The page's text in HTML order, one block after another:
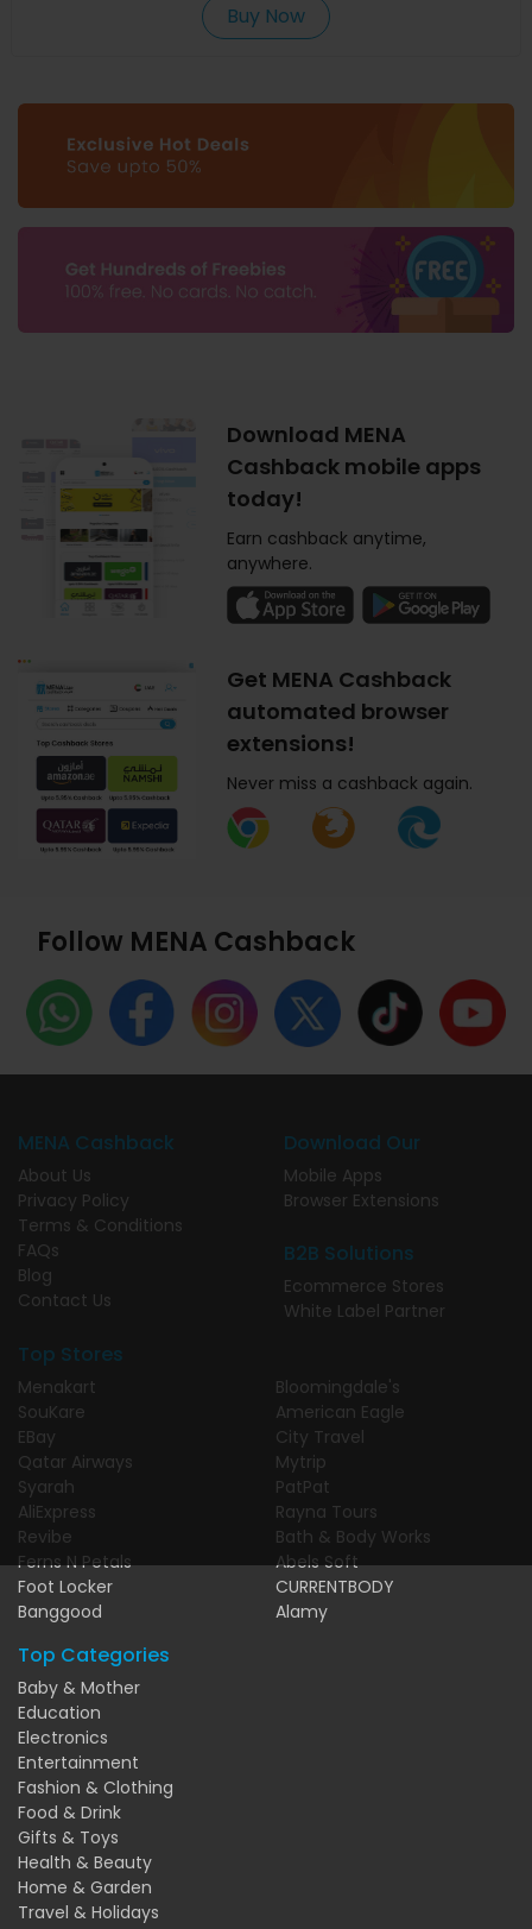
Buy Now
Download MENA
Cashback mobile apps
today!
Earn cashback anytime,
anywhere.
Get MENA Cashback
automated browser
extensions!
Never miss a cashback again.
Follow MENA Cashback
MENA Cashback
About Us
Privacy Policy
Terms & Conditions
FAQs
Blog
Contact Us
Download Our
Mobile Apps
Browser Extensions
B2B Solutions
Ecommerce Stores
White Label Partner
Top Stores
Menakart
SouKare
EBay
Qatar Airways
Syarah
AliExpress
Revibe
Ferns N Petals
Foot Locker
Banggood
Bloomingdale's
American Eagle
City Travel
Mytrip
PatPat
Rayna Tours
Bath & Body Works
Abels Soft
CURRENTBODY
Alamy
Top Categories
Baby & Mother
Education
Electronics
Entertainment
Fashion & Clothing
Food & Drink
Gifts & Toys
Health & Beauty
Home & Garden
Travel & Holidays